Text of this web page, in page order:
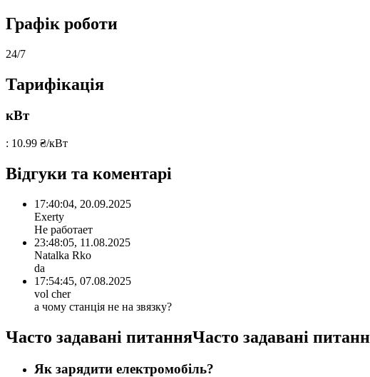
Графік роботи
24/7
Тарифікація
кВт
: 10.99 ₴/кВт
Відгуки та коментарі
17:40:04, 20.09.2025
Exerty
Не работает
23:48:05, 11.08.2025
Natalka Rko
da
17:54:45, 07.08.2025
vol cher
а чому станція не на звязку?
Часто задавані питанняЧасто задавані
Як зарядити електромобіль?